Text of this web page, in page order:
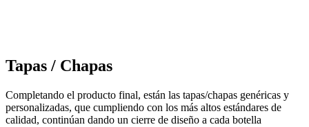
Tapas / Chapas
Completando el producto final, están las tapas/chapas genéricas y
personalizadas, que cumpliendo con los más altos estándares de
calidad, continúan dando un cierre de diseño a cada botella